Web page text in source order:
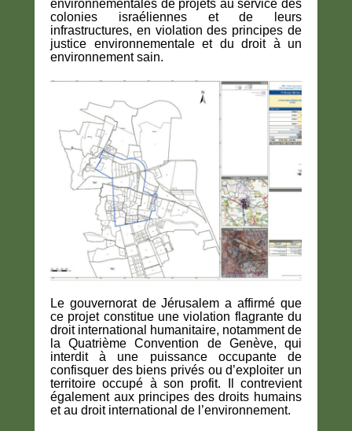
environnementales de projets au service des
colonies israéliennes et de leurs
infrastructures, en violation des principes de
justice environnementale et du droit à un
environnement sain.
Le gouvernorat de Jérusalem a affirmé que
ce projet constitue une violation flagrante du
droit international humanitaire, notamment de
la Quatrième Convention de Genève, qui
interdit à une puissance occupante de
confisquer des biens privés ou d’exploiter un
territoire occupé à son profit. Il contrevient
également aux principes des droits humains
et au droit international de l’environnement.